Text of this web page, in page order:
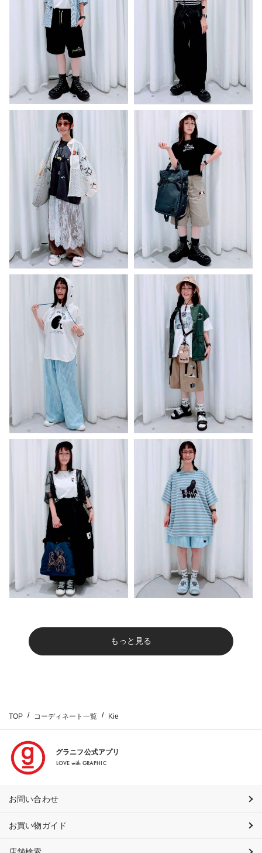
もっと見る
TOP コーディネート一覧 Kie
グラニフ公式アプリ
LOVE with GRAPHIC
お問い合わせ
お買い物ガイド